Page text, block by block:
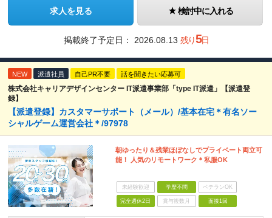
求人を見る 検討中に入れる
掲載終了予定日： 2026.08.13 残り5日
NEW 派遣社員 自己PR不要 話を聞きたい応募可
株式会社キャリアデザインセンター IT派遣事業部「type IT派遣」【派遣登
録】
【派遣登録】カスタマーサポート（メール）/基本在宅＊有名ソー
シャルゲーム運営会社＊/97978
朝ゆったり＆残業ほぼなしでプライベート両立可
能！ 人気のリモートワーク＊私服OK
未経験歓迎 学歴不問 ベテランOK
完全週休2日 賞与複数月 面接1回